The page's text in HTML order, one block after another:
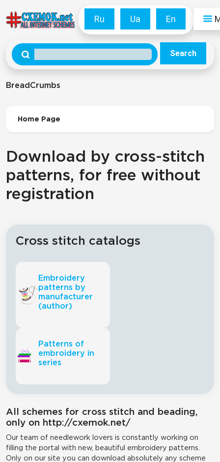
Ru Ua En
Search
BreadCrumbs
Home Page
Download by cross-stitch
patterns, for free without
registration
Cross stitch catalogs
Embroidery
patterns by
manufacturer
(author)
Patterns of
embroidery in
series
All schemes for cross stitch and beading,
only on http://cxemok.net/
Our team of needlework lovers is constantly working on
filling the portal with new, beautiful embroidery patterns.
Only on our site you can download absolutely any scheme